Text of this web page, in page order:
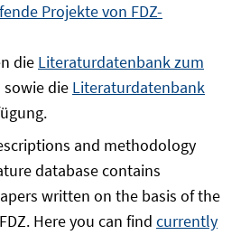
Projekte von FDZ-
die Literaturdatenbank zum
In
neuem
Fenster
öffnen
sowie die Literaturdatenbank
and methodology
database contains
written on the basis of the
Here you can find currently